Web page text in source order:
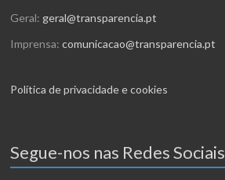
Geral: geral@transparencia.pt
Imprensa:comunicacao@transparencia.pt
Política de privacidade e cookies
Segue-nos nas Redes Sociais